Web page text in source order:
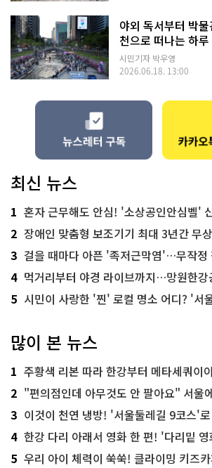
야외 독서부터 박
천으로 떠나는 하루
시민기자 박우영
2026.06.18. 13:00
최신 뉴스
1 혼자 근무해도 안심! '소상공인안심벨'
2 장애인 맞춤형 보조기기 최대 3년간 무상 대
3 걸을 때마다 아픈 '족저근막염'…무작정 참지
4 먹거리부터 야경 라이브까지…망원한강
5 시민이 사랑한 '찐' 로컬 명소 어디? '서울
많이 본 뉴스
1 주황색 리본 따라 한강부터 메타세쿼이아 숲길까
2 "편의점인데 아무것도 안 팔아요" 서울에서 가장
3 이것이 천연 냉방! '서울둘레길 9코스'
4 한강 다리 아래서 영화 한 편! '다리밑
5 우리 아이 체력이 쑥쑥! 클라이밍 키즈